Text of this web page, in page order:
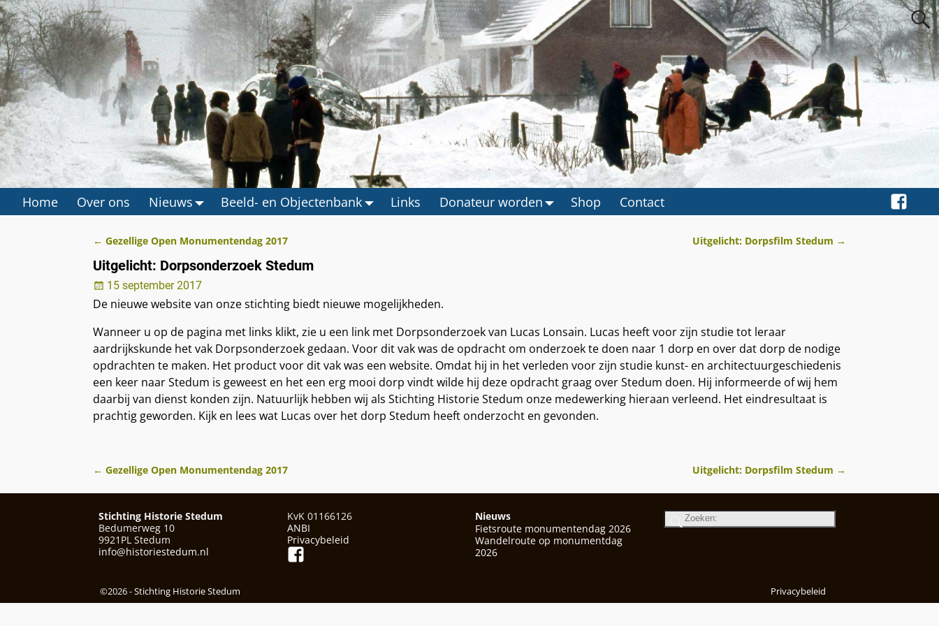
Home Over ons Nieuws Beeld- en Objectenbank Links Donateur worden Shop Contact
Berichtnavigatie
← Gezellige Open Monumentendag 2017 Uitgelicht: Dorpsfilm Stedum →
Uitgelicht: Dorpsonderzoek Stedum
15 september 2017
De nieuwe website van onze stichting biedt nieuwe mogelijkheden.
Wanneer u op de pagina met links klikt, zie u een link met Dorpsonderzoek van Lucas Lonsain. Lucas heeft voor zijn studie tot leraar
aardrijkskunde het vak Dorpsonderzoek gedaan. Voor dit vak was de opdracht om onderzoek te doen naar 1 dorp en over dat dorp de nodige
opdrachten te maken. Het product voor dit vak was een website. Omdat hij in het verleden voorzijn studie kunst- en architectuurgeschiedenis
een keer naar Stedum is geweest en het een erg mooi dorp vindt wilde hij deze opdracht graag over Stedum doen. Hij informeerde of wij hem
daarbij van dienst konden zijn. Natuurlijk hebben wij als Stichting Historie Stedum onze medewerking hieraan verleend. Het eindresultaat is
prachtig geworden. Kijk en lees wat Lucas over het dorp Stedum heeft onderzocht en gevonden.
← Gezellige Open Monumentendag 2017 Uitgelicht: Dorpsfilm Stedum →
Stichting Historie Stedum
Bedumerweg 10
9921PL Stedum
info@historiestedum.nl
KvK 01166126
ANBI
Privacybeleid
Nieuws
Fietsroute monumentendag 2026
Wandelroute op monumentdag
2026
©2026 -Stichting Historie Stedum Privacybeleid